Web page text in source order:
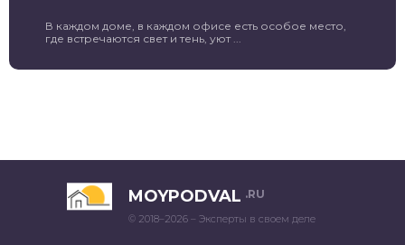
В каждом доме, в каждом офисе есть особое место,
где встречаются свет и тень, уют ...
MOYPODVAL .RU
© 2018–2026 – Эксперты в своем деле